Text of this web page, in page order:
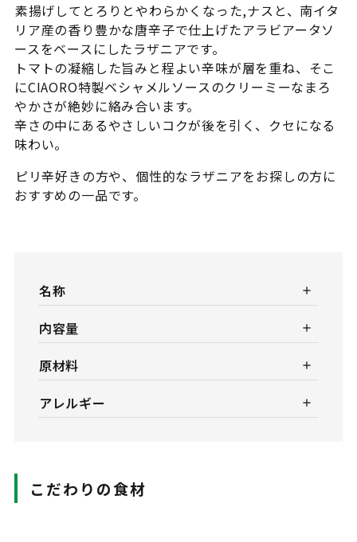
素揚げしてとろりとやわらかくなった,ナスと、南イタ
リア産の香り豊かな唐辛子で仕上げたアラビアータソ
ースをベースにしたラザニアです。
トマトの凝縮した旨みと程よい辛味が層を重ね、そこ
にCIAORO特製ベシャメルソースのクリーミーなまろ
やかさが絶妙に絡み合います。
辛さの中にあるやさしいコクが後を引く、クセになる
味わい。
ピリ辛好きの方や、個性的なラザニアをお探しの方に
おすすめの一品です。
名称
内容量
原材料
アレルギー
こだわりの食材